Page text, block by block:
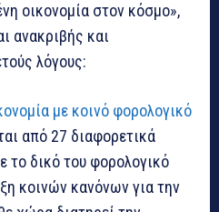
οικονομία στον κόσμο»,
ανακριβής και
λόγους:
με κοινό φορολογικό
από 27 διαφορετικά
το δικό του φορολογικό
κοινών κανόνων για την